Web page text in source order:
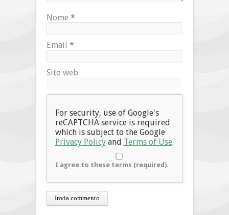
Nome *
Email *
Sito web
For security, use of Google's
reCAPTCHA service is required
which is subject to the Google
Privacy Policyand Terms of Use.
I agree to these terms (required).